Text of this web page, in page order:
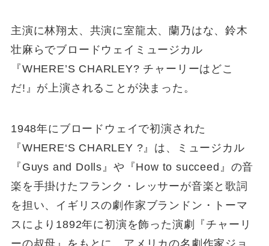
主演に林翔太、共演に室龍太、蘭乃はな、鈴木
壮麻らでブロードウェイミュージカル
『WHERE’S CHARLEY? チャーリーはどこ
だ!』が上演されることが決まった。
1948年にブロードウェイで初演された
『WHERE‘S CHARLEY ?』は、ミュージカル
『Guys and Dolls』や『How to succeed』の音
楽を手掛けたフランク・レッサーが音楽と歌詞
を担い、イギリスの劇作家ブランドン・トーマ
スにより1892年に初演を飾った演劇『チャーリ
ーの叔母』をもとに、アメリカの名劇作家ジョ